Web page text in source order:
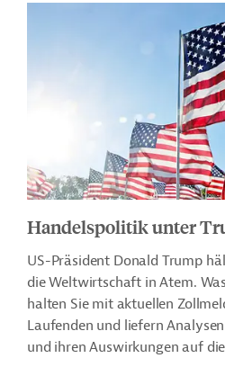
Handelspolitik unter
US-Präsident Donald Trump
die Weltwirtschaft in Atem.
halten Sie mit aktuellen
Laufenden und liefern
und ihren Auswirkungen auf